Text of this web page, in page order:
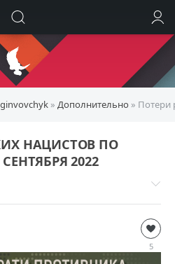
» Дополнительно » Потери
НАЦИСТОВ ПО
2022
5